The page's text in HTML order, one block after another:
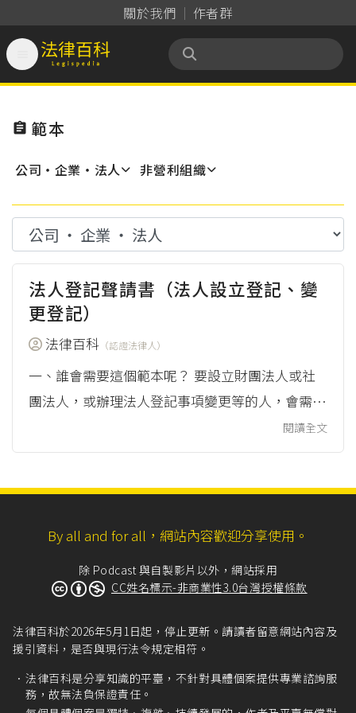
關於我們 作者群
法律百科 Legispedia
 範本
公司‧企業‧法人 非營利組織
法人登記聲請書（法人設立登記、變
更登記）
法律百科 （認證法律人）
一、誰會需要這個範本呢？ 要設立財團法人或社
團法人，或辦理法人登記事項變更等的人，會需要
這份聲請書。 基金會、協會這些常見的財團法人
和社團法人，成立時都要備妥章程等相關文件向主
取得登記證書再送主管機關備查，才算完成法人設
登記公告查詢」網站查到依法設立...
閱讀全文
By all and for all，網站內容歡迎分享使用。
除 Podcast 與自製影片以外，網站採用
CC姓名標示-非商業性3.0台灣授權條款
法律百科於2026年5月1日起，停止更新。請讀者留意網站內容及
援引資料，是否與現行法令規定相符。
法律百科是分享知識的平臺，不針對具體個案提供專業諮詢服
務，故無法負保證責任。